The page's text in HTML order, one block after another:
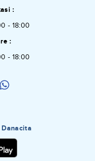
:
- 18:00
:
- 18:00